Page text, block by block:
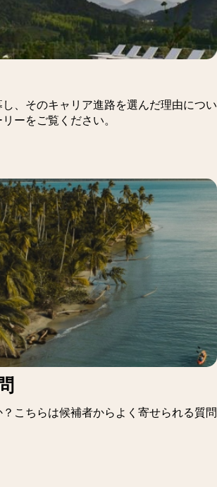
、そのキャリア進路を選んだ理由につい
ーをご覧ください。
こちらは候補者からよく寄せられる質問